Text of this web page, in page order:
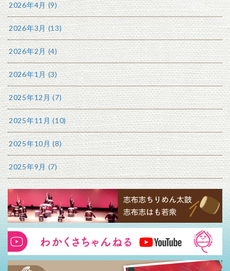
2026年4月 (9)
2026年3月 (13)
2026年2月 (4)
2026年1月 (3)
2025年12月 (7)
2025年11月 (10)
2025年10月 (8)
2025年9月 (7)